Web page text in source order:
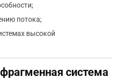
потока;
высокой
система